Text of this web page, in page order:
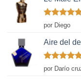
Valorado
con
de 5
por Diego
Aire del
Valorado
con
por Darío